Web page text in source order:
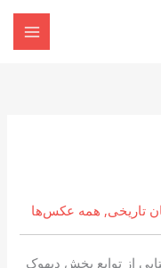
تاریخی, همه عکس‌ها
از توابع بخش دیهوک